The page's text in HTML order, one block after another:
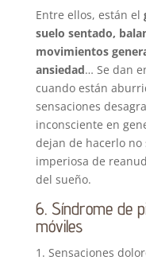
Entre ellos, están el
suelo sentado,
movimientos
ansiedad… Se dan
cuando están
sensaciones
inconsciente en
dejan de hacerlo
imperiosa de
del sueño.
6. Síndrome de
móviles
Sensaciones